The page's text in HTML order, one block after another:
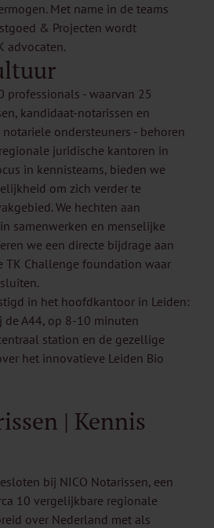
Met name in de teams
& Projecten wordt
advocaten.
professionals - waarvan 25
kandidaat-notarissen en
ondersteuners - behoren
juridische kantoren in
in kennisteams, bieden we
om zich verder te
We hechten aan
samenwerken en menselijke
we een directe bijdrage aan
TK Challenge foundation waar
in het hoofdkantoor in Leiden:
A44, op 8-10 minuten
station en de gezellige
het innovatieve Leiden Bio
| Kennis
bij NICO Notarissen, een
10 vergelijkbare regionale
over Nederland met als